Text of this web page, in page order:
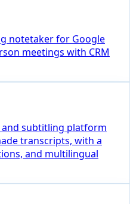
notetaker for Google
meetings with CRM
and subtitling platform
transcripts, with a
and multilingual